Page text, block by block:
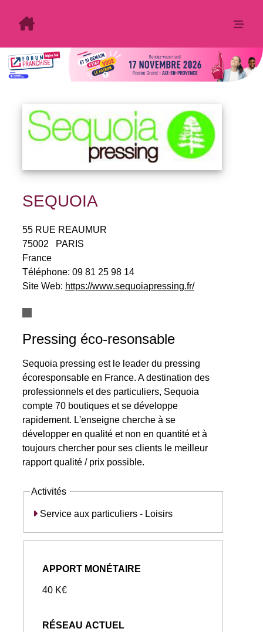
SEQUOIA
55 RUE REAUMUR
75002
PARIS
France
Téléphone: 09 81 25 98 14
Site Web: https://www.sequoiapressing.fr/
Pressing éco-resonsable
Sequoia pressing est le leader du pressing
écoresponsable en France. A destination des
professionnels et des particuliers, Sequoia
compte 70 boutiques et se développe
rapidement. L'enseigne cherche à se
développer en qualité et non en quantité et à
toujours chercher pour ses clients le meilleur
rapport qualité / prix possible.
Activités
Service aux particuliers - Loisirs
APPORT MONÉTAIRE
40 K€
RÉSEAU ACTUEL